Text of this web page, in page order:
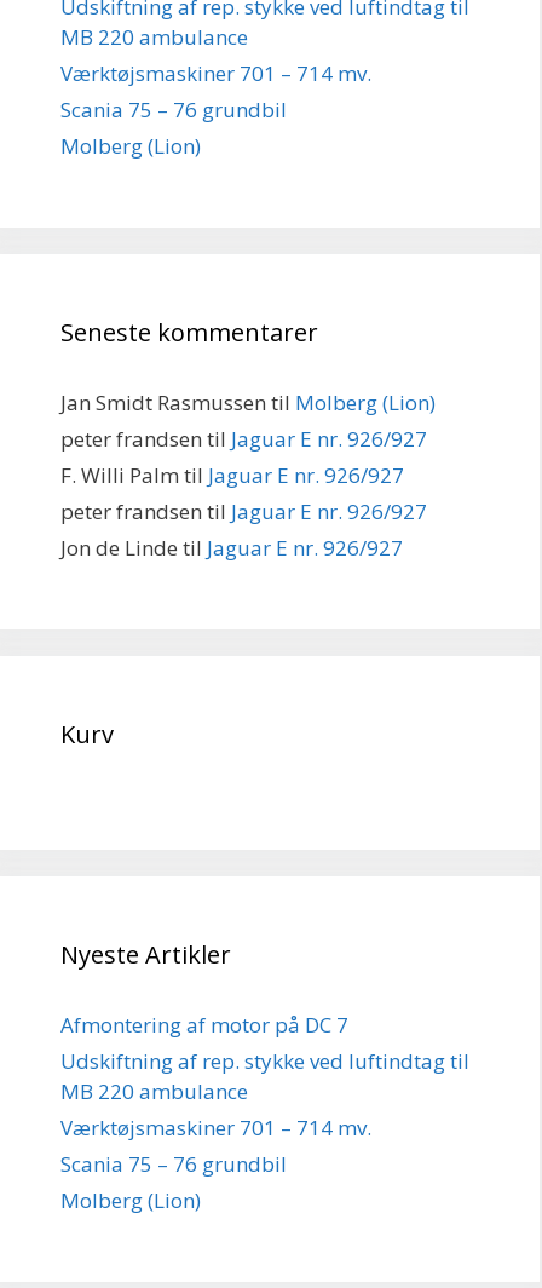
Udskiftning af rep. stykke ved luftindtag til
MB 220 ambulance
Værktøjsmaskiner 701 – 714 mv.
Scania 75 – 76 grundbil
Molberg (Lion)
Seneste kommentarer
Jan Smidt Rasmussen til Molberg (Lion)
peter frandsen til Jaguar E nr. 926/927
F. Willi Palm til Jaguar E nr. 926/927
peter frandsen til Jaguar E nr. 926/927
Jon de Linde til Jaguar E nr. 926/927
Kurv
Nyeste Artikler
Afmontering af motor på DC 7
Udskiftning af rep. stykke ved luftindtag til
MB 220 ambulance
Værktøjsmaskiner 701 – 714 mv.
Scania 75 – 76 grundbil
Molberg (Lion)